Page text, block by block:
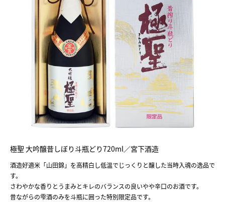
極聖 大吟醸昔しぼり斗瓶どり720ml／宮下酒造
酒造好適米「山田錦」を高精白し低温でじっくりと醸した当時入魂の逸品で
す。
さわやかな香りとうまみとキレのバランスの良いやや辛口のお酒です。
昔ながらの雫酒のみを斗瓶に囲った特別限定品です。